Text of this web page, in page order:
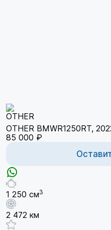
OTHER BMWR1250RT,
85 000 ₽
1 250 см3
2 472 км